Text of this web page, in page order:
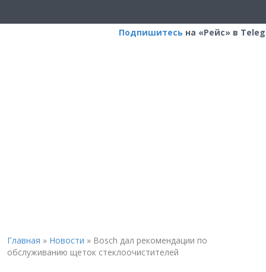
Подпишитесь на «Рейс» в
Главная » Новости » Bosch дал рекомендации по
обслуживанию щеток стеклоочистителей